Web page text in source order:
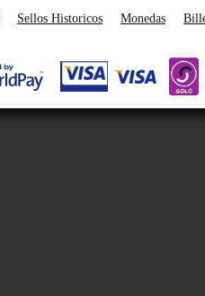
Sellos Historicos Monedas